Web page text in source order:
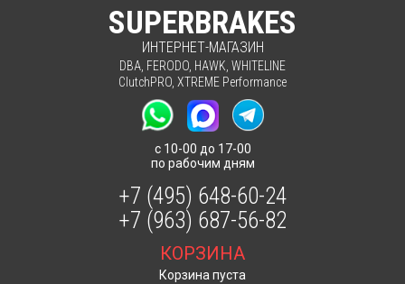
SUPERBRAKES
ИНТЕРНЕТ-МАГАЗИН
DBA FERODO HAWK WHITELINE
ClutchPRO XTREME Performance
с 10-00 до 17-00
по рабочим дням
КОРЗИНА
Корзина пуста
+7 (495) 648-60-24
+7 (963) 687-56-82